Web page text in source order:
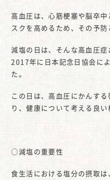
高血圧は、心筋梗塞や脳卒
スクを高めるため、その予防
減塩の日は、そんな高血圧症
2017年に日本記念日協会に
た。
この日は、高血圧にかんす
り、健康について考える良い
○減塩の重要性
食生活における塩分の摂取